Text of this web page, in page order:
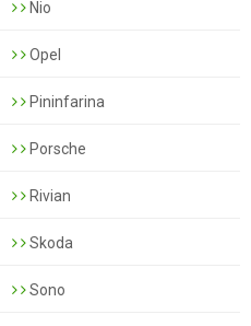
Nio
Opel
Pininfarina
Porsche
Rivian
Skoda
Sono